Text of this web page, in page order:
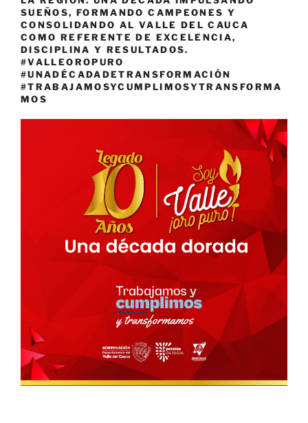
SUEÑOS, FORMANDO CAMPEONES Y
CONSOLIDANDO AL VALLE DEL CAUCA
COMO REFERENTE DE EXCELENCIA,
DISCIPLINA Y RESULTADOS.
#VALLEOROPURO
#UNADÉCADADETRANSFORMACIÓN
#TRABAJAMOSYCUMPLIMOSYTRANSFORMA
MOS